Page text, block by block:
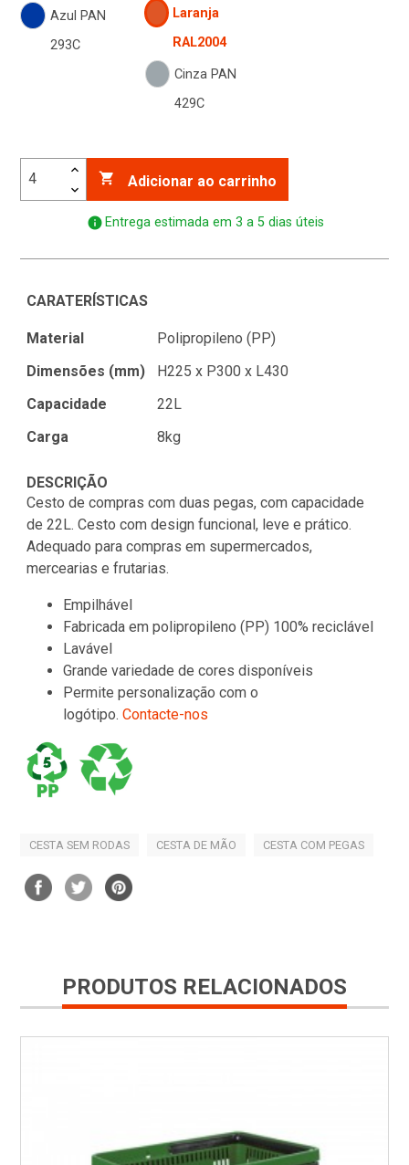
Azul PAN
293C
Laranja
RAL2004
Cinza PAN
429C
 Adicionar ao carrinho
info Entrega estimada em 3 a 5 dias úteis
CARATERÍSTICAS
Material
Polipropileno (PP)
Dimensões (mm)
H225 x P300 x L430
Capacidade
22L
Carga
8kg
DESCRIÇÃO
Cesto de compras com duas pegas, com capacidade
de 22L. Cesto com design funcional, leve e prático.
Adequado para compras em supermercados,
mercearias e frutarias.
Empilhável
Fabricada em polipropileno (PP) 100% reciclável
Lavável
Grande variedade de cores disponíveis
Permite personalização com o
logótipo. Contacte-nos
CESTA SEM RODAS CESTA DE MÃO CESTA COM PEGAS
PRODUTOS RELACIONADOS